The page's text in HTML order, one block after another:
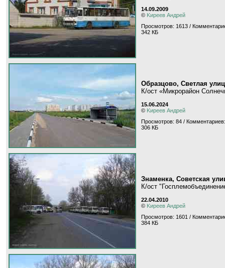
14.09.2009
© Kиpeeв Aндpeй
Просмотров: 1613 /
342 КБ
Образцово, Светлая
К/ост «Микрорайон
15.06.2024
© Kиpeeв Aндpeй
Просмотров: 84 /
306 КБ
Знаменка, Советская
К/ост
22.04.2010
© Kиpeeв Aндpeй
Просмотров: 1601 /
384 КБ